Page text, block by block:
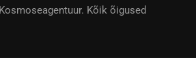
Kõik õigused